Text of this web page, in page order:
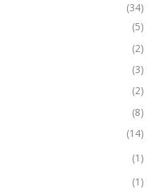
(34)
(5)
(2)
(3)
(2)
(8)
(14)
(1)
(1)